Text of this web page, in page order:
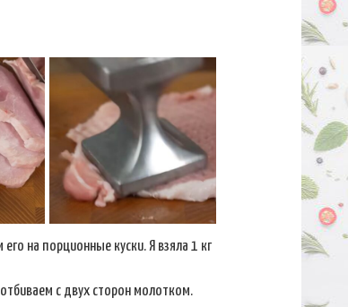
на порционные куски. Я взяла 1 кг
с двух сторон молотком.